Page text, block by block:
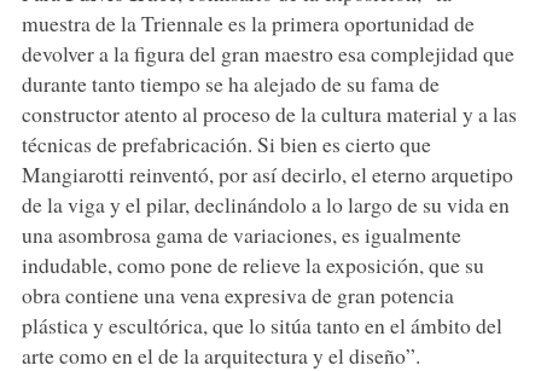
muestra de la Triennale es la primera oportunidad de
devolver a la figura del gran maestro esa complejidad que
durante tanto tiempo se ha alejado de su fama de
constructor atento al proceso de la cultura material y a las
técnicas de prefabricación. Si bien es cierto que
Mangiarotti reinventó, por así decirlo, el eterno arquetipo
de la viga y el pilar, declinándolo a lo largo de su vida en
una asombrosa gama de variaciones, es igualmente
indudable, como pone de relieve la exposición, que su
obra contiene una vena expresiva de gran potencia
plástica y escultórica, que lo sitúa tanto en el ámbito del
arte como en el de la arquitectura y el diseño”.